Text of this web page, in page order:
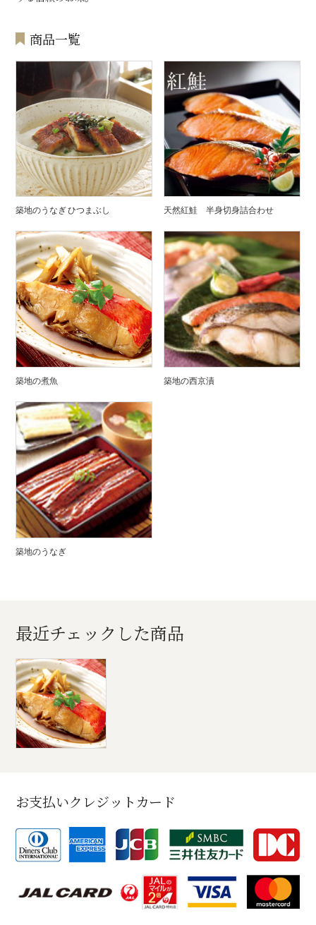
商品一覧
築地のうなぎ ひつまぶし 天然紅鮭 半身切身詰合わせ
築地の煮魚 築地の西京漬
築地のうなぎ
最近チェックした商品
お支払いクレジットカード